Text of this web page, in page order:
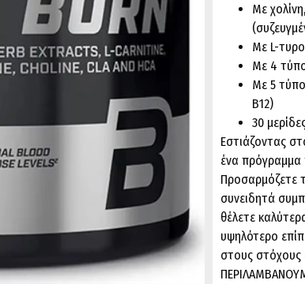
Με
Με L-
Με 4
Με 5
Β12)
30
Εστιάζοντας
ένα
Προσαρμόζετε
συνειδητά
θέλετε
υψηλότερο
στους στόχους